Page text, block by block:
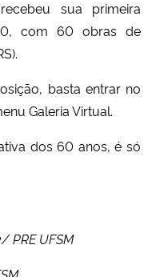
sua primeira
com 60 obras de
basta entrar no
Galeria Virtual.
dos 60 anos, é só
PRE UFSM